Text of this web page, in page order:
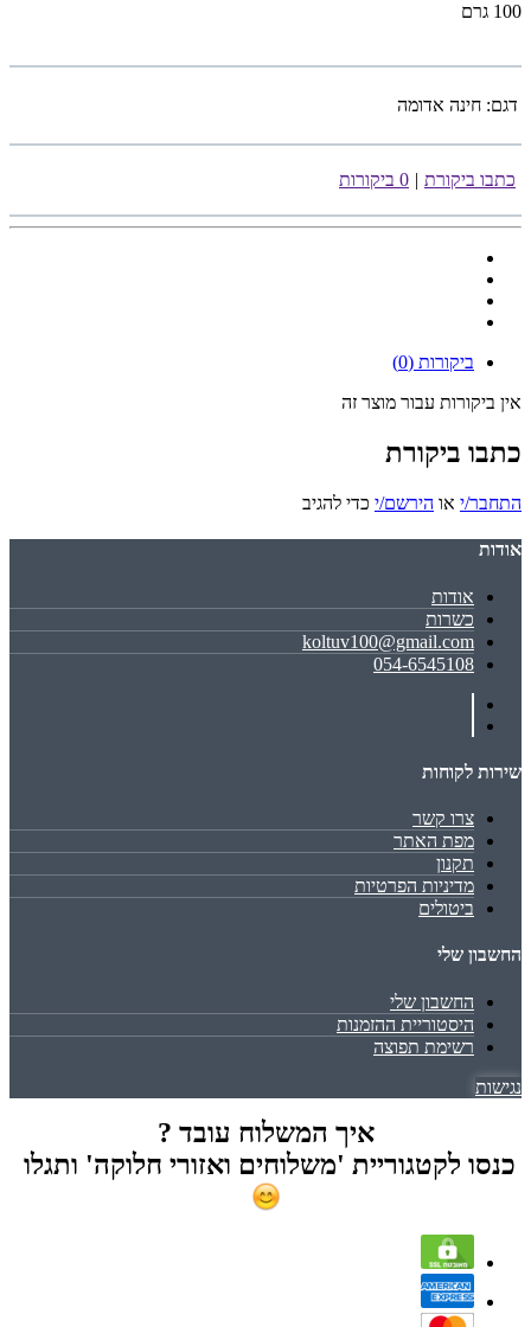
100 גרם
דגם: חינה אדומה
כתבו ביקורת | 0 ביקורות
ביקורות (0)
אין ביקורות עבור מוצר זה
כתבו ביקורת
התחבר/י או הירשם/י כדי להגיב
אודות
אודות
כשרות
koltuv100@gmail.com
054-6545108
שירות לקוחות
צרו קשר
מפת האתר
תקנון
מדיניות הפרטיות
ביטולים
החשבון שלי
החשבון שלי
היסטוריית ההזמנות
רשימת תפוצה
נגישות
איך המשלוח עובד ?
כנסו לקטגוריית 'משלוחים ואזורי חלוקה' ותגלו